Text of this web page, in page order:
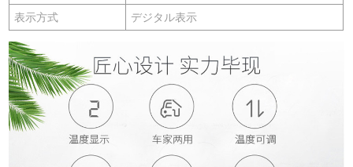
表示方式 デジタル表示